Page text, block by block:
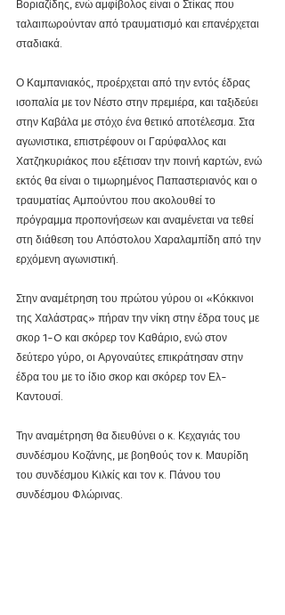
Βοριαζίδης, ενώ αμφίβολος είναι ο Στίκας που
ταλαιπωρούνταν από τραυματισμό και επανέρχεται
σταδιακά.
Ο Καμπανιακός, προέρχεται από την εντός έδρας
ισοπαλία με τον Νέστο στην πρεμιέρα, και ταξιδεύει
στην Καβάλα με στόχο ένα θετικό αποτέλεσμα. Στα
αγωνιστικα, επιστρέφουν οι Γαρύφαλλος και
Χατζηκυριάκος που εξέτισαν την ποινή καρτών, ενώ
εκτός θα είναι ο τιμωρημένος Παπαστεριανός και ο
τραυματίας Αμπούντου που ακολουθεί το
πρόγραμμα προπονήσεων και αναμένεται να τεθεί
στη διάθεση του Απόστολου Χαραλαμπίδη από την
ερχόμενη αγωνιστική.
Στην αναμέτρηση του πρώτου γύρου οι «Κόκκινοι
της Χαλάστρας» πήραν την νίκη στην έδρα τους με
σκορ 1-0 και σκόρερ τον Καθάριο, ενώ στον
δεύτερο γύρο, οι Αργοναύτες επικράτησαν στην
έδρα του με το ίδιο σκορ και σκόρερ τον Ελ-
Καντουσί.
Την αναμέτρηση θα διευθύνει ο κ. Κεχαγιάς του
συνδέσμου Κοζάνης, με βοηθούς τον κ. Μαυρίδη
του συνδέσμου Κιλκίς και τον κ. Πάνου του
συνδέσμου Φλώρινας.